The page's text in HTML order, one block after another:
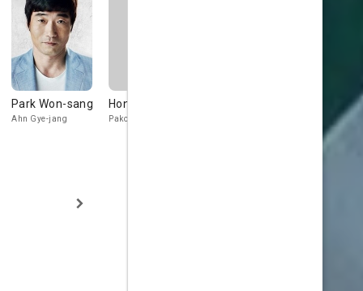
Park Won-sang
Ahn Gye-jang
Hong Seung-jin
Pako
Jeon Jae-
hyeong
Boong-eo